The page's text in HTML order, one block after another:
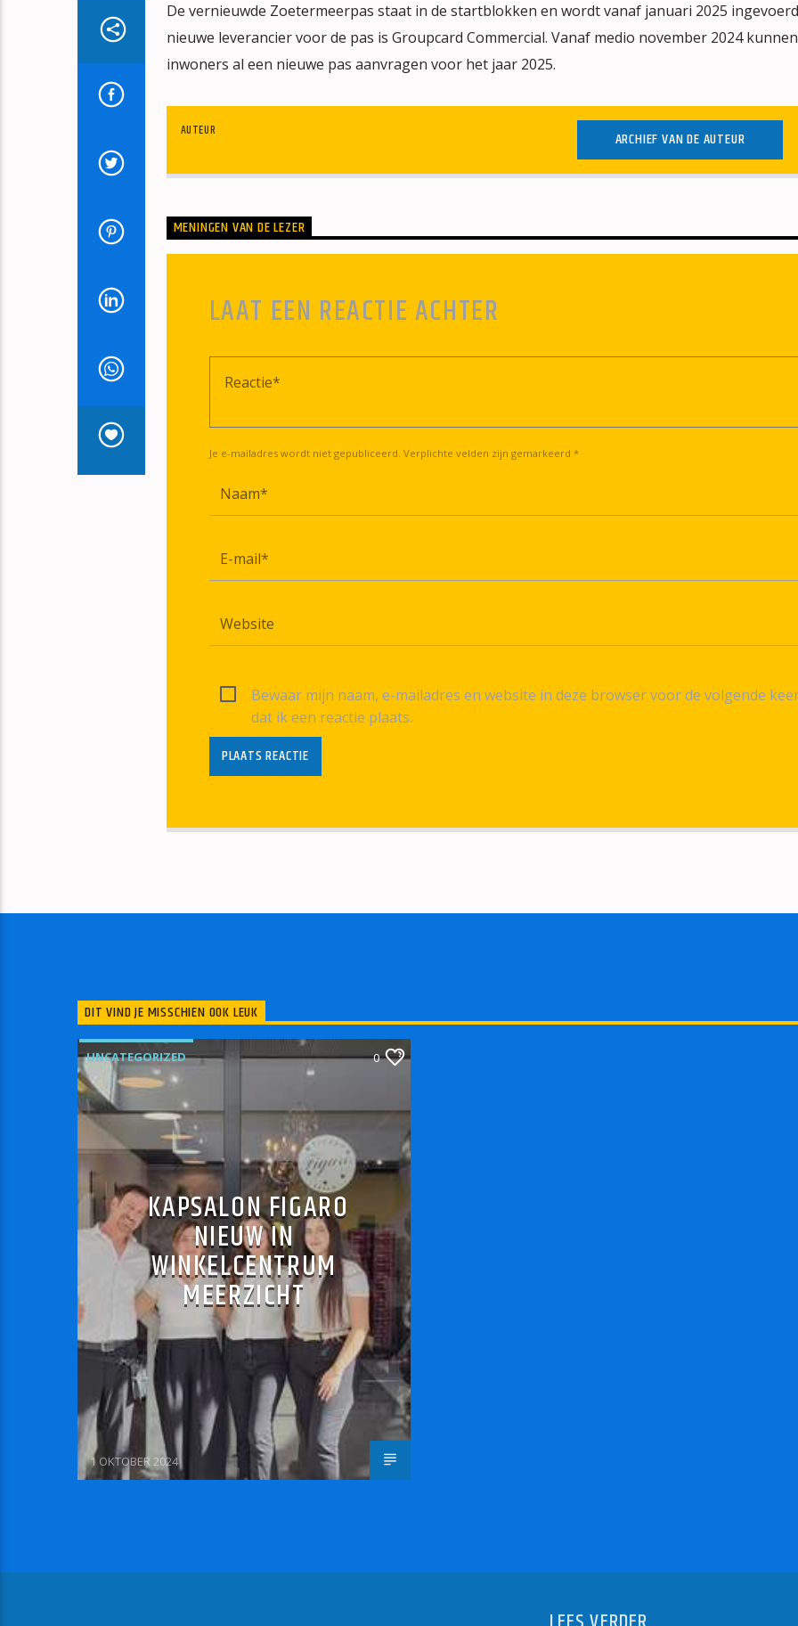
De vernieuwde Zoetermeerpas staat in de startblokken en wordt vanaf januari 2025
nieuwe leverancier voor de pas is Groupcard Commercial. Vanaf medio november 2024 kunnen
inwoners al een nieuwe pas aanvragen voor het jaar 2025.
AUTEUR ARCHIEF VAN DE AUTEUR
MENINGEN VAN DE LEZER
LAAT EEN REACTIE ACHTER
Je e-mailadres wordt niet gepubliceerd. Verplichte velden zijn gemarkeerd *
Bewaar mijn naam, e-mailadres en website in deze browser voor de volgende
dat ik een reactie plaats.
DIT VIND JE MISSCHIEN OOK LEUK
UNCATEGORIZED 0
KAPSALON FIGARO
NIEUW IN
WINKELCENTRUM
MEERZICHT
1 OKTOBER 2024